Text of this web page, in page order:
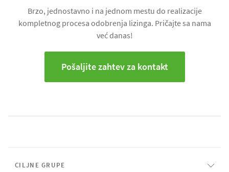
Brzo, jednostavno i na jednom mestu do realizacije
kompletnog procesa odobrenja lizinga. Pričajte sa nama
već danas!
Pošaljite zahtev za kontakt
CILJNE GRUPE